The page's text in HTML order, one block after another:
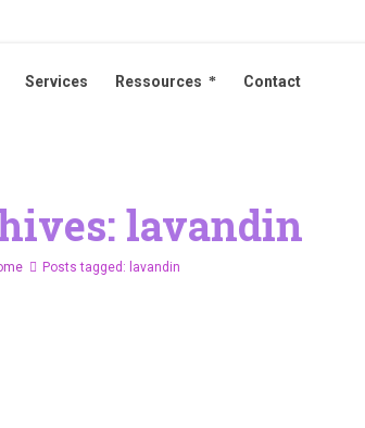
Services Ressources Contact
lavandin
Posts tagged: lavandin